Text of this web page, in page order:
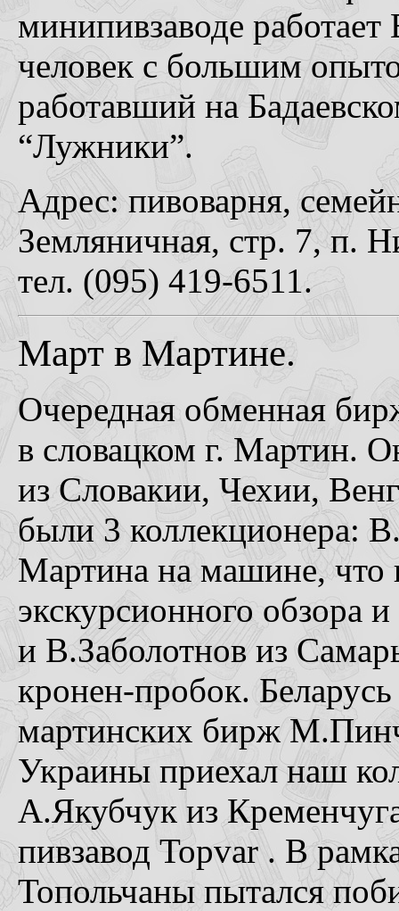
минипивзаводе
человек с большим
работавший на
“Лужники”.
Адрес: пивоварня,
Земляничная, стр. 7, п.
тел. (095) 419-6511.
Март в Мартине.
Очередная обменная
в словацком г. Мартин.
из Словакии, Чехии,
были 3 коллекционера:
Мартина на машине, что
экскурсионного обзора
и В.Заболотнов из
кронен-пробок. Беларусь
мартинских бирж
Украины приехал наш
А.Якубчук из
пивзавод Topvar . В
Топольчаны пытался